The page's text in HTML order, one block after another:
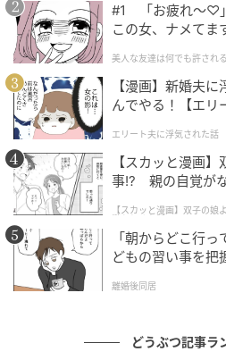
#1 「お疲れ〜♡
この女、ナメてま
美人な友達は何でも許される
【漫画】新婚夫
んでやる！【エリ
エリート夫に浮気された話
【スカッと漫画
事!? 親の自覚がな
【スカッと漫画】双子の
懲らしめた話
「朝からどこ行
どもの習い事を把
離婚後同居
どうぶつ記事ラ